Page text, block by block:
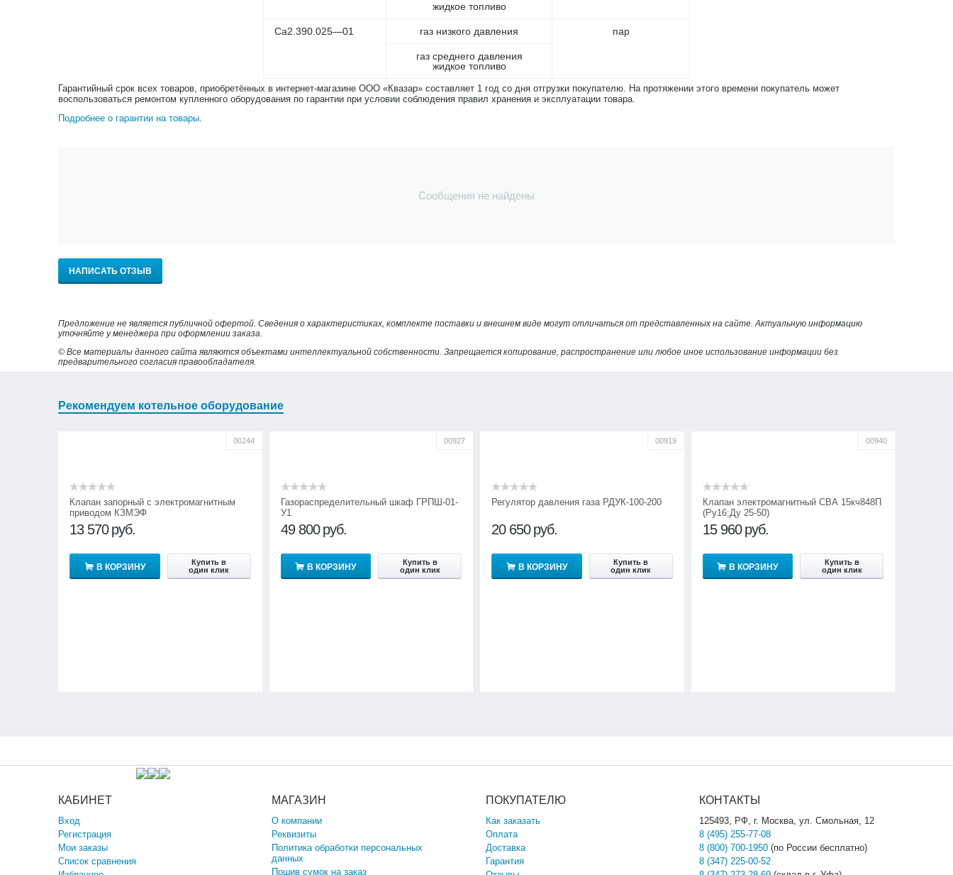
жидкое топливо
Са2.390.025—01 газ низкого давления пар
газ среднего давления
жидкое топливо
Гарантийный срок всех товаров, приобретённых в интернет-магазине ООО «Квазар» составляет 1 год со дня отгрузки покупателю. На протяжении этого времени покупатель может
воспользоваться ремонтом купленного оборудования по гарантии при условии соблюдения правил хранения и эксплуатации товара.
Подробнее о гарантии на товары.
Сообщения не найдены
НАПИСАТЬ ОТЗЫВ
Предложение не является публичной офертой. Сведения о характеристиках, комплекте поставки и внешнем виде могут отличаться от представленных на сайте. Актуальную информацию
уточняйте у менеджера при оформлении заказа.
© Все материалы данного сайта являются объектами интеллектуальной собственности. Запрещается копирование, распространение или любое иное использование информации без
предварительного согласия правообладателя.
Рекомендуем котельное оборудование
00244
Клапан запорный с электромагнитным
приводом КЗМЭФ
13 570 руб.
В КОРЗИНУ
Купить в
один клик
00927
Газораспределительный шкаф ГРПШ-01-
У1
49 800 руб.
В КОРЗИНУ
Купить в
один клик
00919
Регулятор давления газа РДУК-100-200
20 650 руб.
В КОРЗИНУ
Купить в
один клик
00940
Клапан электромагнитный СВА 15кч848П
(Ру16;Ду 25-50)
15 960 руб.
В КОРЗИНУ
Купить в
один клик
КАБИНЕТ
Вход
Регистрация
Мои заказы
Список сравнения
МАГАЗИН
О компании
Реквизиты
Политика обработки персональных
данных
Пошив сумок на заказ
ПОКУПАТЕЛЮ
Как заказать
Оплата
Доставка
Гарантия
КОНТАКТЫ
125493, РФ, г. Москва, ул. Смольная, 12
8 (495) 255-77-08
8 (800) 700-1950(по России бесплатно)
8 (347) 225-00-52